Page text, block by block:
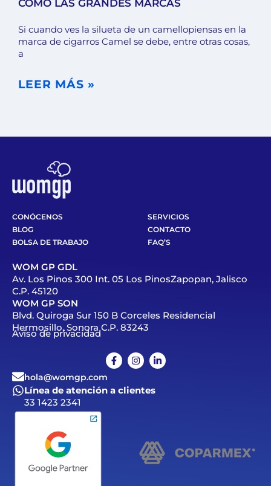
COMO LAS GRANDES MARCAS
Si cuando ves la silueta de un camellopiensas en la
marca de cigarros Camel se debe, entre otras cosas,
a
LEER MÁS »
CONÓCENOS
SERVICIOS
BLOG
CONTACTO
BOLSA DE TRABAJO
FAQ’S
WOM GP GDL
Av. Los Pinos 300 Int. 05 Los PinosZapopan, Jalisco
C.P. 45120
WOM GP SON
Blvd. Quiroga Sur 150 B Corceles Residencial
Hermosillo, Sonora C.P. 83243
Aviso de privacidad
hola@womgp.com
Línea de atención a clientes
33 1423 2341